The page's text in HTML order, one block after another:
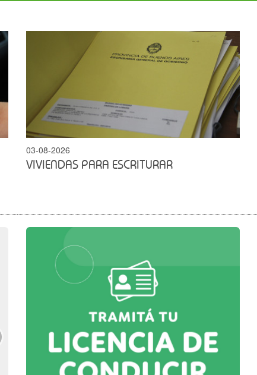
03-08-2026
VIVIENDAS PARA ESCRITURAR